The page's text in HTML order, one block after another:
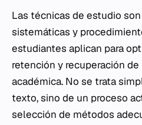
Las técnicas de estudio
sistemáticas y
estudiantes aplican para
retención y recuperación
académica. No se trata
texto, sino de un proceso
selección de métodos